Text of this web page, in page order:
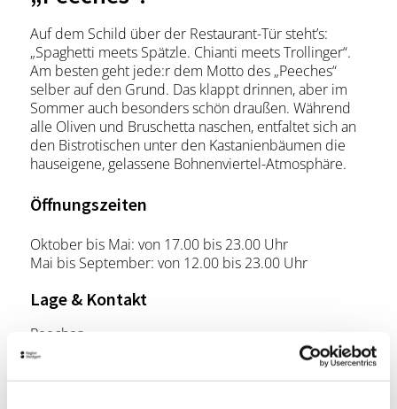
Auf dem Schild über der Restaurant-Tür steht’s:
„Spaghetti meets Spätzle. Chianti meets Trollinger“.
Am besten geht jede:r dem Motto des „Peeches“
selber auf den Grund. Das klappt drinnen, aber im
Sommer auch besonders schön draußen. Während
alle Oliven und Bruschetta naschen, entfaltet sich an
den Bistrotischen unter den Kastanienbäumen die
hauseigene, gelassene Bohnenviertel-Atmosphäre.
Öffnungszeiten
Oktober bis Mai: von 17.00 bis 23.00 Uhr
Mai bis September: von 12.00 bis 23.00 Uhr
Lage & Kontakt
Peeches
Brennerstraße 27